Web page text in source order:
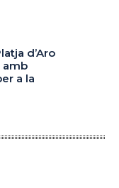
d’Aro
amb
a la